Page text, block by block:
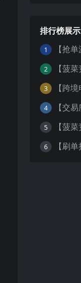
排行榜展示
1
2
3
4
5
6